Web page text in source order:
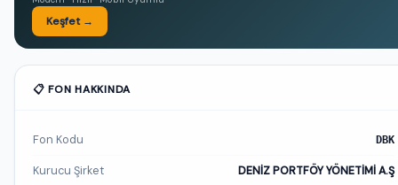
Keşfet →
📋 FON HAKKINDA
Fon Kodu DBK
Kurucu Şirket DENİZ PORTFÖY YÖNETİMİ A.Ş